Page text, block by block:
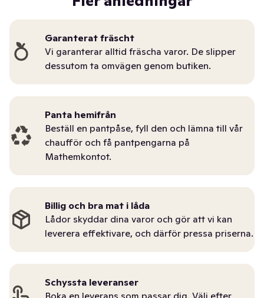
Garanterat fräscht
Vi garanterar alltid fräscha varor. De slipper
dessutom ta omvägen genom butiken.
Panta hemifrån
Beställ en pantpåse, fyll den och lämna till vår
chaufför och få pantpengarna på
Mathemkontot.
Billig och bra mat i låda
Lådor skyddar dina varor och gör att vi kan
leverera effektivare, och därför pressa priserna.
Schyssta leveranser
Boka en leverans som passar dig. Välj efter